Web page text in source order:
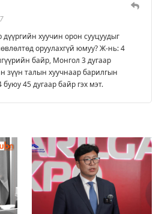
дүүргийн хуучин орон сууцуудыг
оруулахгүй юмуу? Ж-нь: 4
байр, Монгол 3 дугаар
зүүн талын хуучнаар барилгын
буюу 45 дугаар байр гэх мэт.